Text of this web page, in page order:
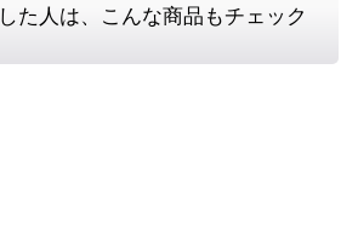
た人は、こんな商品もチェック